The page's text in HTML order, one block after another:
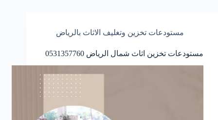
مستودعات تخزين وتغليف الاثاث بالرياض
مستودعات تخزين اثاث شمال الرياض 0531357760